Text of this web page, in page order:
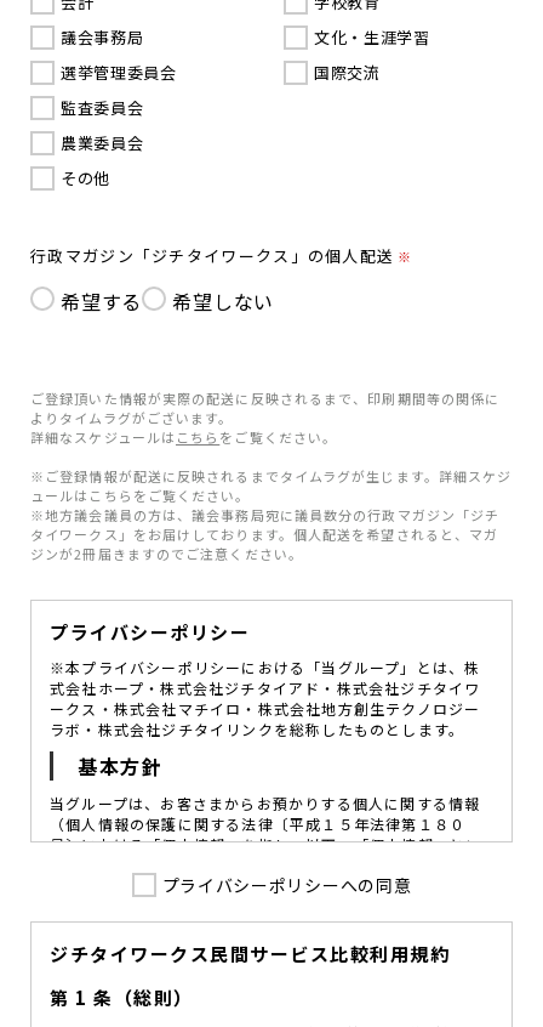
議会事務局
選挙管理委員会
監査委員会
農業委員会
その他
文化・生涯学習
国際交流
行政マガジン「ジチタイワークス」の個人配送 ※
希望する 希望しない
ご登録頂いた情報が実際の配送に反映されるまで、印刷期間等の関係に
よりタイムラグがございます。
詳細なスケジュールは こちら をご覧ください。
※ご登録情報が配送に反映されるまでタイムラグが生じます。詳細スケジ
ュールはこちらをご覧ください。
※地方議会議員の方は、議会事務局宛に議員数分の行政マガジン「ジチ
タイワークス」をお届けしております。個人配送を希望されると、マガ
ジンが2冊届きますのでご注意ください。
プライバシーポリシー
※本プライバシーポリシーにおける「当グループ」とは、株
式会社ホープ・株式会社ジチタイアド・株式会社ジチタイワ
ークス・株式会社マチイロ・株式会社地方創生テクノロジー
ラボ・株式会社ジチタイリンクを総称したものとします。
基本方針
当グループは、お客さまからお預かりする個人に関する情報
（個人情報の保護に関する法律〔平成１５年法律第１８０
号〕における「個人情報」を指し、以下、「個人情報」とい
図ることが、重要な社会的責務であると考えております。
を定め、役員及び従業員に個人情報保護の重要性の認識と取
組みを徹底させることによって、個人情報の適切な取り扱い
に努めてまいります。
プライバシーポリシーへの同意
ジチタイワークス民間サービス比較利用規約
第 1 条（総則）